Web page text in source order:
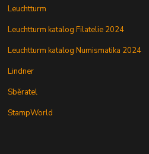
Leuchtturm
Leuchtturm katalog Filatelie 2024
Leuchtturm katalog Numismatika 2024
Lindner
Sběratel
StampWorld